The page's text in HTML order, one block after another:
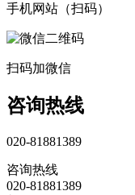
手机网站（扫码）
扫码加微信
咨询热线
020-81881389
咨询热线
020-81881389